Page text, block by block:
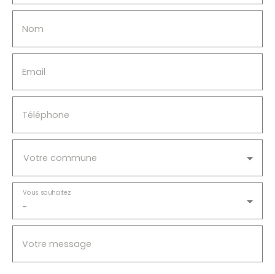
Nom
Email
Téléphone
Votre commune
-
Vous souhaitez
Votre message